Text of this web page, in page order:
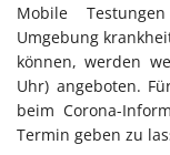
Mobile
Umgebung
können, werden
Uhr) angeboten.
beim Corona-
Termin geben zu